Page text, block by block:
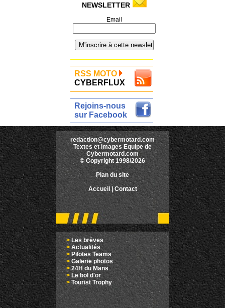
NEWSLETTER
Email
RSS MOTO
CYBERFLUX
Rejoins-nous
sur Facebook
redaction@cybermotard.com
Textes et images Equipe de
Cybermotard.com
© Copyright 1998/2026
Plan du site
Accueil |Contact
>Les brèves
> Actualités
> Pilotes Teams
>Galerie photos
>24H du Mans
>Le bol d'or
> Tourist Trophy